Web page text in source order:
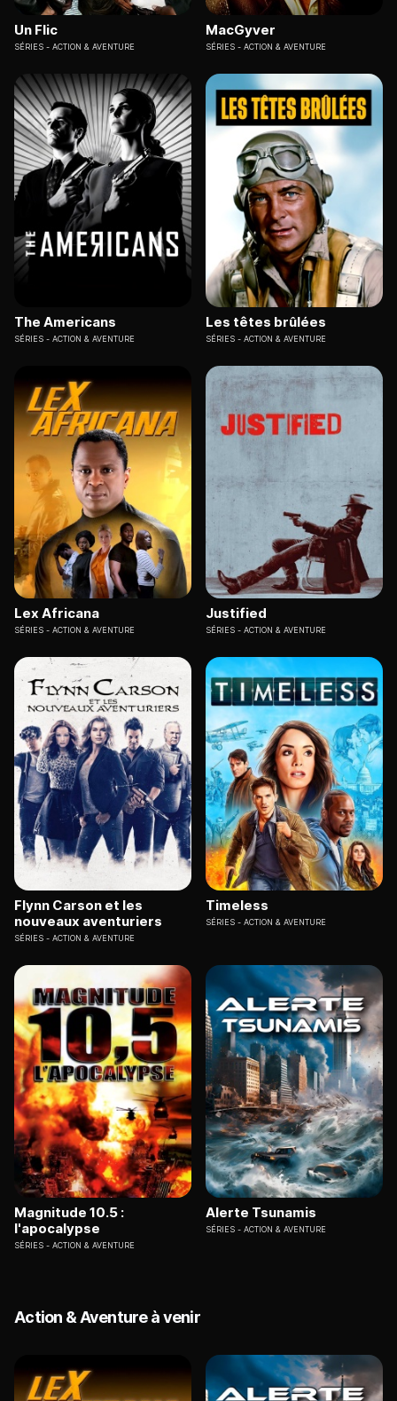
Un Flic
SÉRIES ACTION & AVENTURE
MacGyver
SÉRIES ACTION & AVENTURE
The Americans
SÉRIES ACTION & AVENTURE
Les têtes brûlées
SÉRIES ACTION & AVENTURE
Lex Africana
SÉRIES ACTION & AVENTURE
Justified
SÉRIES ACTION & AVENTURE
Flynn Carson et les
nouveaux aventuriers
SÉRIES ACTION & AVENTURE
Timeless
SÉRIES ACTION & AVENTURE
Magnitude 10.5 :
l'apocalypse
SÉRIES ACTION & AVENTURE
Alerte Tsunamis
SÉRIES ACTION & AVENTURE
Action & Aventure à venir